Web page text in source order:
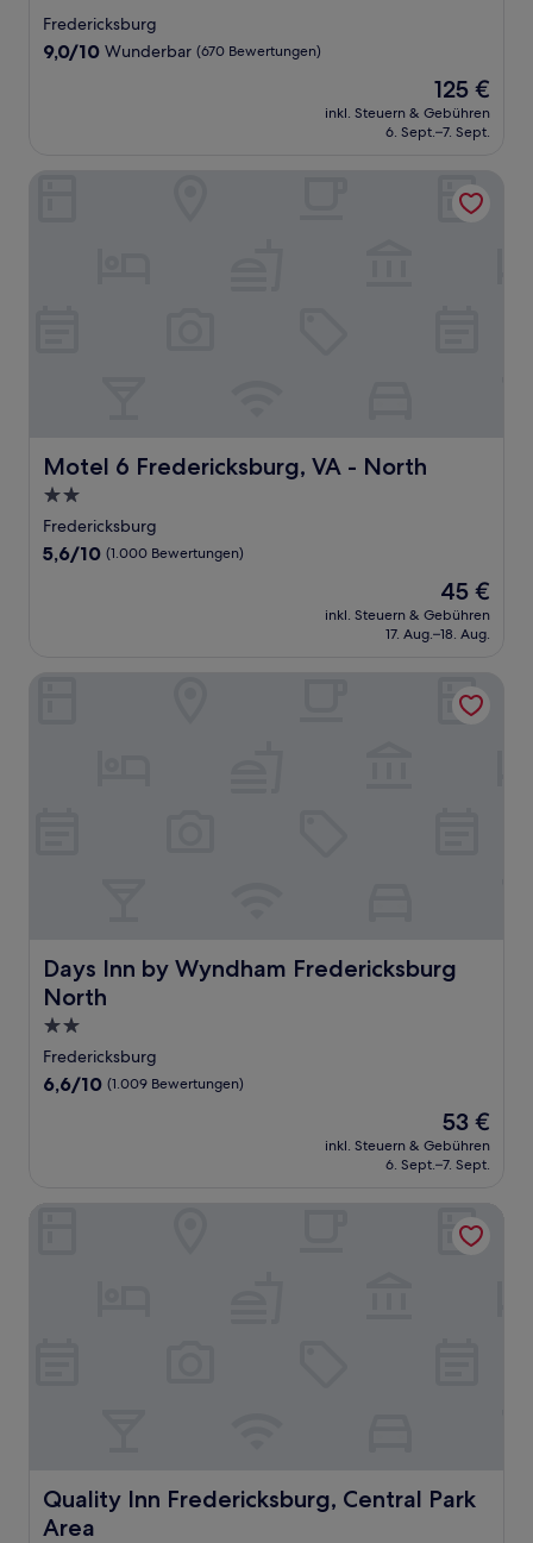
Sterne-
Unterkunft
Fredericksburg
9.0
9,0/10 Wunderbar (670 Bewertungen)
Der
Preis
beträgt
125 €
inkl. Steuern & Gebühren
6. Sept.–7. Sept.
Motel 6 Fredericksburg, VA - North
Motel 6 Fredericksburg, VA - North
2.0-
Sterne-
Unterkunft
Fredericksburg
5.6
5,6/10 (1.000 Bewertungen)
Der
Preis
beträgt
45 €
inkl. Steuern & Gebühren
17. Aug.–18. Aug.
Days Inn by Wyndham Fredericksburg
North
Days Inn by Wyndham Fredericksburg North
2.0-
Sterne-
Unterkunft
Fredericksburg
6.6
6,6/10 (1.009 Bewertungen)
Der
Preis
beträgt
53 €
inkl. Steuern & Gebühren
6. Sept.–7. Sept.
Quality Inn Fredericksburg, Central Park
Area
Quality Inn Fredericksburg, Central Park Area